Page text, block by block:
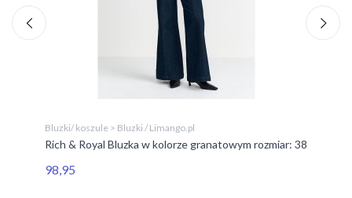
Bluzki/ koszule > Bluzki / Limango.pl
Rich & Royal Bluzka w kolorze granatowym rozmiar: 38
98,95